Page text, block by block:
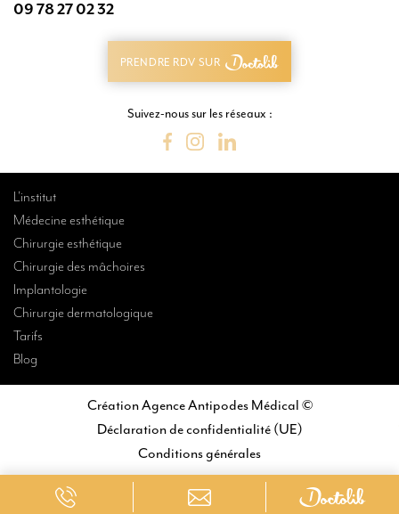
PRENDRE RDV SUR
09 78 27 02 32
Suivez-nous sur les réseaux :
L’institut
Médecine esthétique
Chirurgie esthétique
Chirurgie des mâchoires
Implantologie
Chirurgie dermatologique
Tarifs
Blog
Création Agence Antipodes Médical ©
Déclaration de confidentialité (UE)
Conditions générales